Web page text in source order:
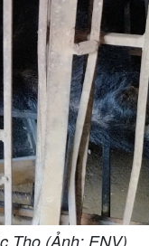
Thọ (Ảnh: ENV)